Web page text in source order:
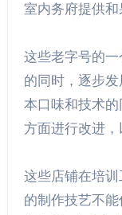
室内务府提供和
这些老字号的
的同时，逐步
本口味和技术
方面进行改进，
这些店铺在培
的制作技艺不